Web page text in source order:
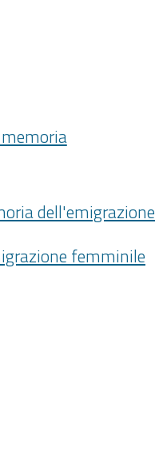
dell'emigrazione
femminile